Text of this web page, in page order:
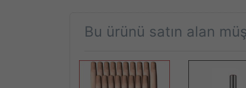
Bu ürünü satın alan